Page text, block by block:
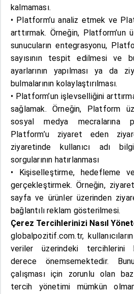
kalmaması.
• Platform’u analiz etmek ve
arttırmak. Örneğin, Platform’un
sunucuların entegrasyonu,
sayısının tespit edilmesi ve
ayarlarının yapılması ya da
bulmalarının kolaylaştırılması.
• Platform’un işlevselliğini
sağlamak. Örneğin, Platform
sosyal medya mecralarına
Platform’u ziyaret eden
ziyaretinde kullanıcı adı
sorgularının hatırlanması
• Kişiselleştirme, hedefleme
gerçekleştirmek. Örneğin,
sayfa ve ürünler üzerinden
bağlantılı reklam gösterilmesi.
Çerez Tercihlerinizi Nasıl
globalpozitif.com.tr,
veriler üzerindeki tercihlerini
derece önemsemektedir.
çalışması için zorunlu olan
tercih yönetimi mümkün